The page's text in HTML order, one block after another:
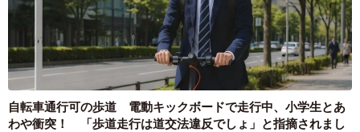
自転車通行可の歩道 電動キックボードで走行中、小学生とあ
わや衝突！ 「歩道走行は道交法違反でしょ」と指摘されまし